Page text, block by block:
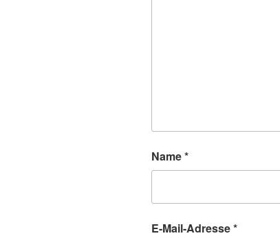
Name*
E-Mail-Adresse*